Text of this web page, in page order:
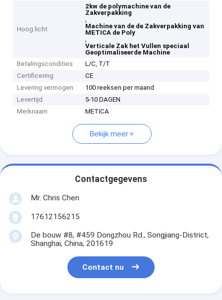
Hoog licht
2kw de polymachine van de
Zakverpakking
,
Machine van de de Zakverpakking van
METICA de Poly
,
Verticale Zak het Vullen speciaal
Geoptimaliseerde Machine
Betalingscondities
L/C, T/T
Certificering
CE
Levering vermogen
100 reeksen per maand
Levertijd
5-10 DAGEN
Merknaam
METICA
Bekijk meer
Contactgegevens
Mr. Chris Chen
17612156215
De bouw #8, #459 Dongzhou Rd., Songjiang-District,
Shanghai, China, 201619
Contact nu